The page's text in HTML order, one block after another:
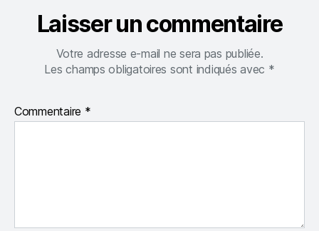
Laisser un commentaire
Votre adresse e-mail ne sera pas publiée.
Les champs obligatoires sont indiqués avec *
Commentaire *